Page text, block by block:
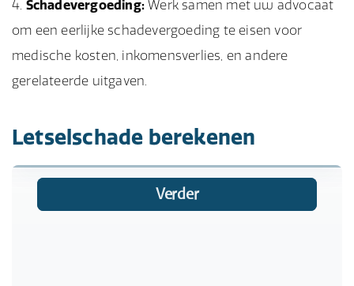
Schadevergoeding: Werk samen met uw advocaat
om een eerlijke schadevergoeding te eisen voor
medische kosten, inkomensverlies, en andere
gerelateerde uitgaven.
Letselschade berekenen